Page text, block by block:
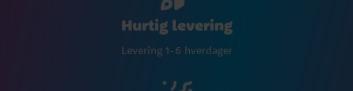
Hurtig levering
Levering 1-6 hverdager